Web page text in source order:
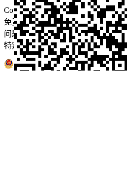
Copyright © 2022 看牙记 版权所有
免责声明：本站部分内容来源于公
问题【请点此联系 我们】删除！
特别声明：本站内容仅供参考，不
浙公网安备 33011002016235号